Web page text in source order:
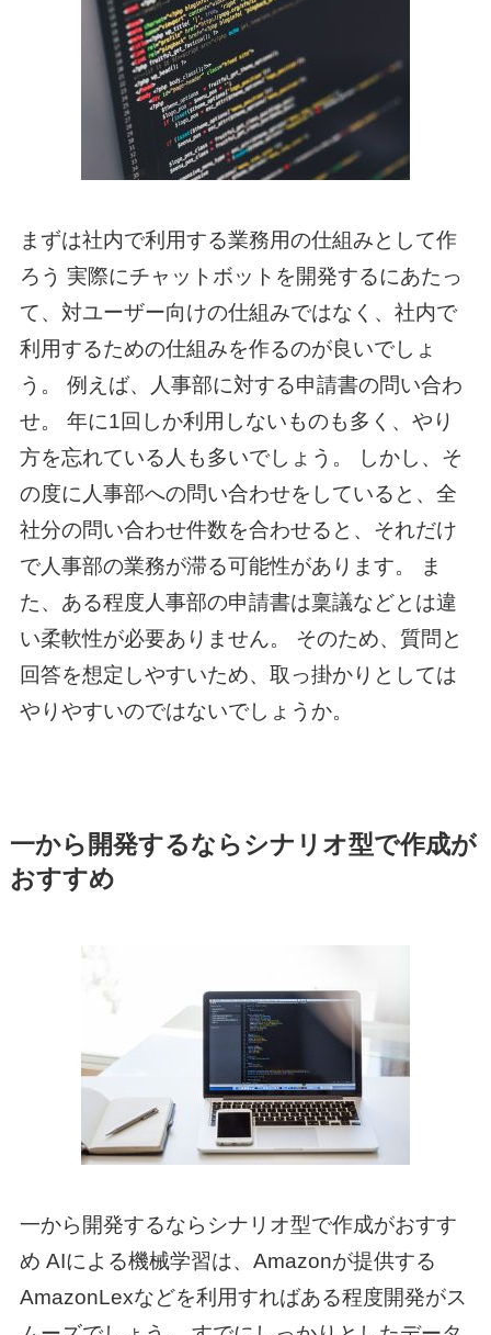
まずは社内で利用する業務用の仕組みとして作
ろう 実際にチャットボットを開発するにあたっ
て、対ユーザー向けの仕組みではなく、社内で
利用するための仕組みを作るのが良いでしょ
う。 例えば、人事部に対する申請書の問い合わ
せ。 年に1回しか利用しないものも多く、やり
方を忘れている人も多いでしょう。 しかし、そ
の度に人事部への問い合わせをしていると、全
社分の問い合わせ件数を合わせると、それだけ
で人事部の業務が滞る可能性があります。 ま
た、ある程度人事部の申請書は稟議などとは違
い柔軟性が必要ありません。 そのため、質問と
回答を想定しやすいため、取っ掛かりとしては
やりやすいのではないでしょうか。
一から開発するならシナリオ型で作成が
おすすめ
一から開発するならシナリオ型で作成がおすす
め AIによる機械学習は、Amazonが提供する
AmazonLexなどを利用すればある程度開発がス